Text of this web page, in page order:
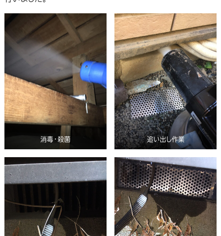
消毒・殺菌 追い出し作業